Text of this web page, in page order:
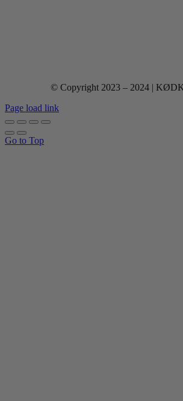
© Copyright 2023 – 2024 |
Page load link
Go to Top